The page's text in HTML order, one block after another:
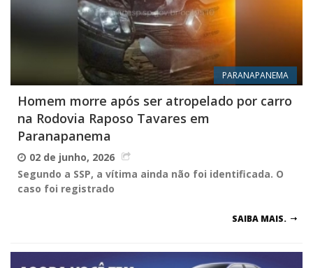
PARANAPANEMA
Homem morre após ser atropelado por carro
na Rodovia Raposo Tavares em
Paranapanema
02 de junho, 2026
Segundo a SSP, a vítima ainda não foi identificada. O
caso foi registrado
SAIBA MAIS.